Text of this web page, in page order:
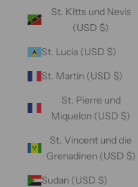
St. Kitts und Nevis
(USD $)
St. Lucia (USD $)
St. Martin (USD $)
St. Pierre und
Miquelon (USD $)
St. Vincent und die
Grenadinen (USD $)
Sudan (USD $)